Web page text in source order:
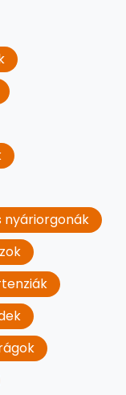
nyáriorgonák